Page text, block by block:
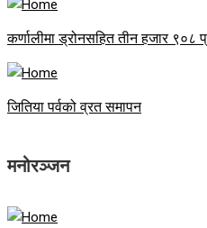
कर्णालीमा ड्रोनसहित तीन हजार ९०८
जितिया पर्वको व्रत समापन
मनोरञ्जन